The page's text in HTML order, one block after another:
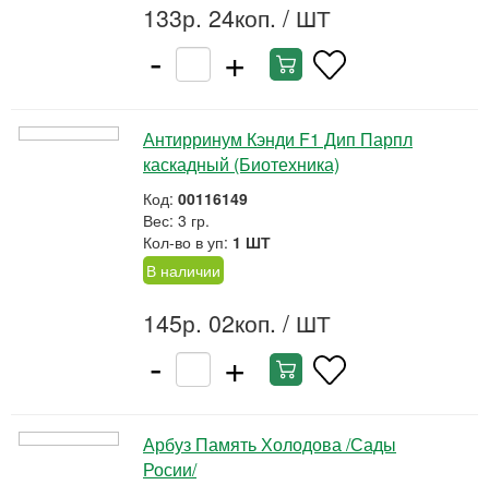
133р. 24коп. / ШТ
- +
Антирринум Кэнди F1 Дип Парпл
каскадный (Биотехника)
Код: 00116149
Вес: 3 гр.
Кол-во в уп: 1 ШТ
В наличии
145р. 02коп. / ШТ
- +
Арбуз Память Холодова /Сады
Росии/